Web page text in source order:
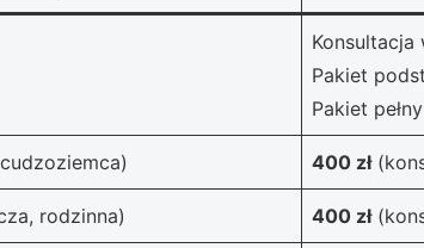
Konsultacja
Pakiet
Pakiet
400 zł
rodzinna) 400 zł